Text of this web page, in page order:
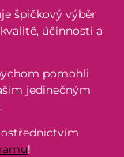
špičkový výběr
účinnosti a
pomohli
jedinečným
!